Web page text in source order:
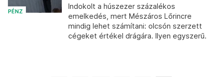
PÉNZ
Indokolt a húszezer százalékos
emelkedés, mert Mészáros Lőrincre
mindig lehet számítani: olcsón szerzett
cégeket értékel drágára. Ilyen egyszerű.